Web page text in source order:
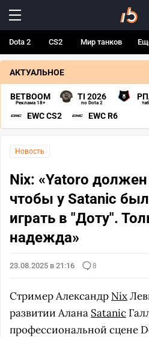
Dota 2 CS2 Мир танков
АКТУАЛЬНОЕ
BETBOOM
Реклама 18+
TI 2026
по Dota 2
EWC CS2 EWC R6
Новость
Nix: «Yatoro
чтобы у Satanic
играть в "Доту".
надежда»
23.08.2025 в 21:16 8
Стример Александр Nix
развитии Алана Satanic
профессиональной сцене